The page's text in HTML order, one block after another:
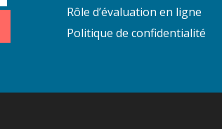
Rôle d’évaluation en ligne
Politique de confidentialité